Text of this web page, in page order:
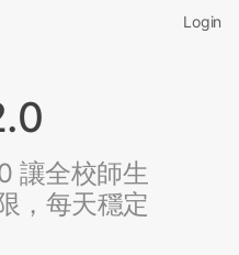
Login
讓全校師生
，每天穩定